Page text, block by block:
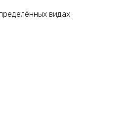
видах